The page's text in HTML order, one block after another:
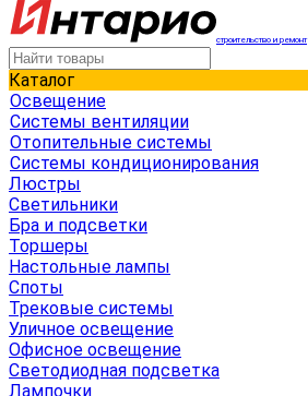
строительство и ремонт
Каталог
Освещение
Системы вентиляции
Отопительные системы
Системы кондиционирования
Люстры
Светильники
Бра и подсветки
Торшеры
Настольные лампы
Споты
Трековые системы
Уличное освещение
Офисное освещение
Светодиодная подсветка
Лампочки